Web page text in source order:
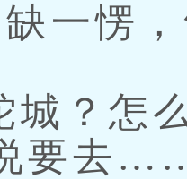
一愣
？怎
要去